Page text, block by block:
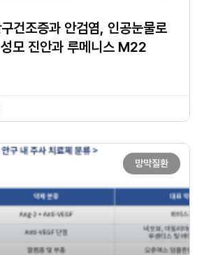
건조증과 안검염, 인공눈물로
모 진안과 루메니스 M22
망막질환